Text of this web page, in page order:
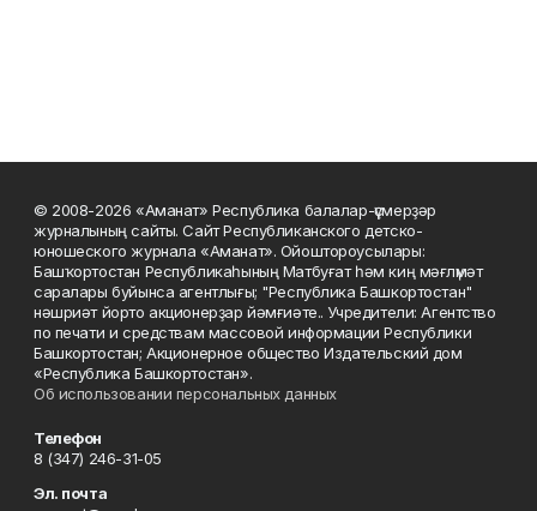
© 2008-2026 «Аманат» Республика балалар-үҫмерҙәр
журналының сайты. Сайт Республиканского детско-
юношеского журнала «Аманат». Ойоштороусылары:
Башҡортостан Республикаһының Матбуғат һәм киң мәғлүмәт
саралары буйынса агентлығы; "Республика Башкортостан"
нәшриәт йорто акционерҙар йәмғиәте.. Учредители: Агентство
по печати и средствам массовой информации Республики
Башкортостан; Акционерное общество Издательский дом
«Республика Башкортостан».
Об использовании персональных данных
Телефон
8 (347) 246-31-05
Эл. почта